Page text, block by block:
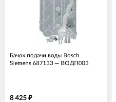
Бачок подачи воды Bosch
Siemens 687133 — ВОДП003
8 425 ₽